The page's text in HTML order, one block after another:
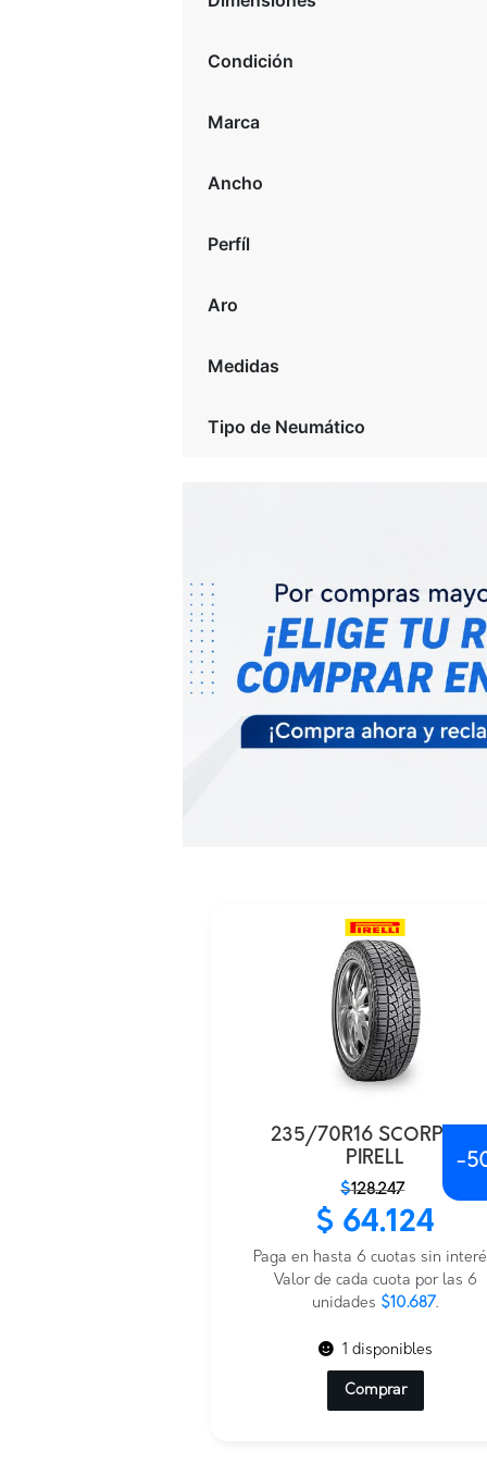
Condición
Marca
Ancho
Perfíl
Aro
Medidas
Tipo de Neumático
235/70R16 SCORP.ATR
PIRELL
$128.247
era:
$128.247.
es:
$64.124.
$ 64.124
Paga en hasta 6 cuotas sin
Valor de cada cuota por las 6
unidades $10.687.
-
1 disponibles
Comprar